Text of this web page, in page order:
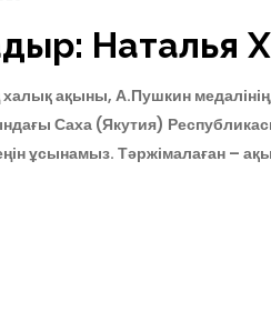
ақыны, А.Пушкин
Саха (Якутия)
ұсынамыз. Тәржімалаған